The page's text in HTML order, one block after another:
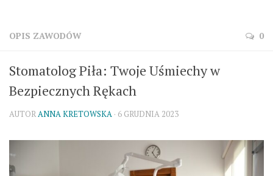
OPIS ZAWODÓW 0
Stomatolog Piła: Twoje Uśmiechy w
Bezpiecznych Rękach
AUTORANNA KRETOWSKA · 6 GRUDNIA 2023